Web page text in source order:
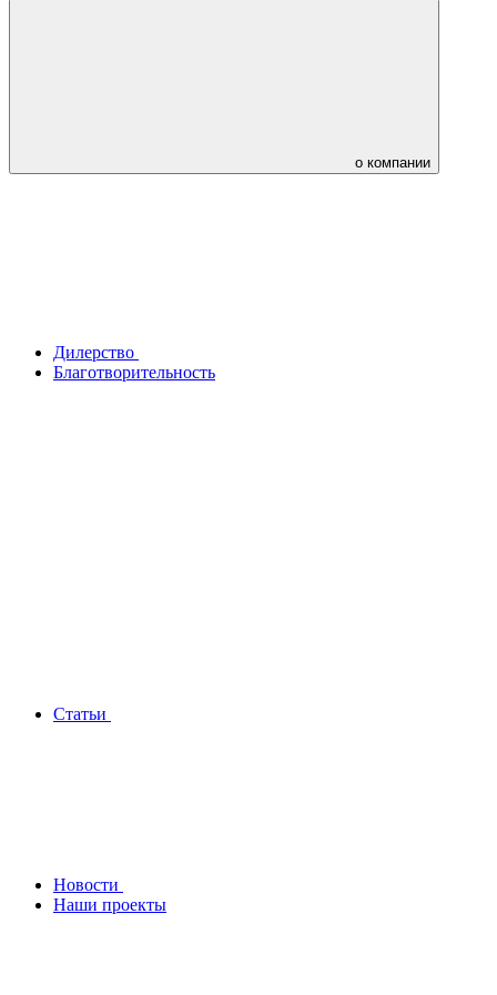
о компании
Дилерство
Благотворительность
Статьи
Новости
Наши проекты